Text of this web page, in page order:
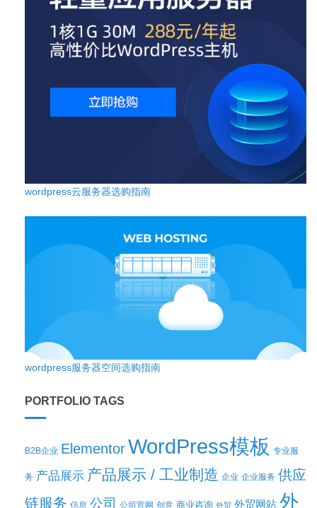
wordpress云服务器选购指南
wordpress服务器空间选购指南
PORTFOLIO TAGS
B2B企业 ElementorWordPress模板 专业服
务 产品展示 产品展示 / 工业制造 企业 企业服务 供应
链服务 信息 公司 公司官网 创意 商业咨询 外贸 外贸网站 外